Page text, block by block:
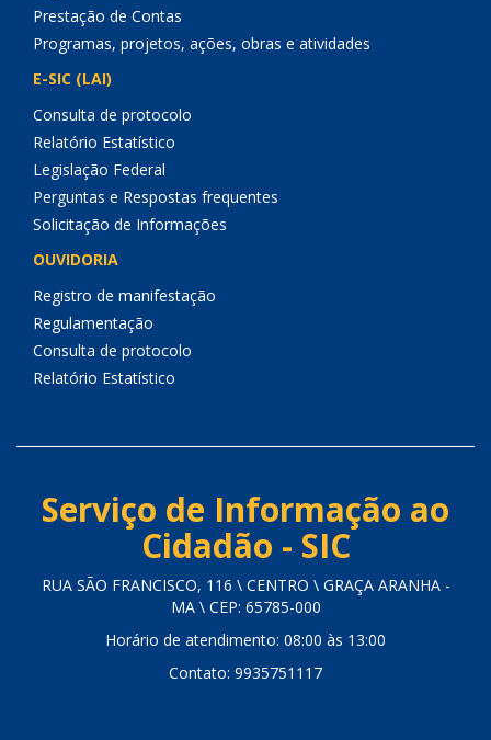
Prestação de Contas
Programas, projetos, ações, obras e atividades
E-SIC (LAI)
Consulta de protocolo
Relatório Estatístico
Legislação Federal
Perguntas e Respostas frequentes
Solicitação de Informações
OUVIDORIA
Registro de manifestação
Regulamentação
Consulta de protocolo
Relatório Estatístico
Serviço de Informação ao
Cidadão - SIC
RUA SÃO FRANCISCO, 116 \ CENTRO \ GRAÇA ARANHA -
MA \ CEP: 65785-000
Horário de atendimento: 08:00 às 13:00
Contato: 9935751117